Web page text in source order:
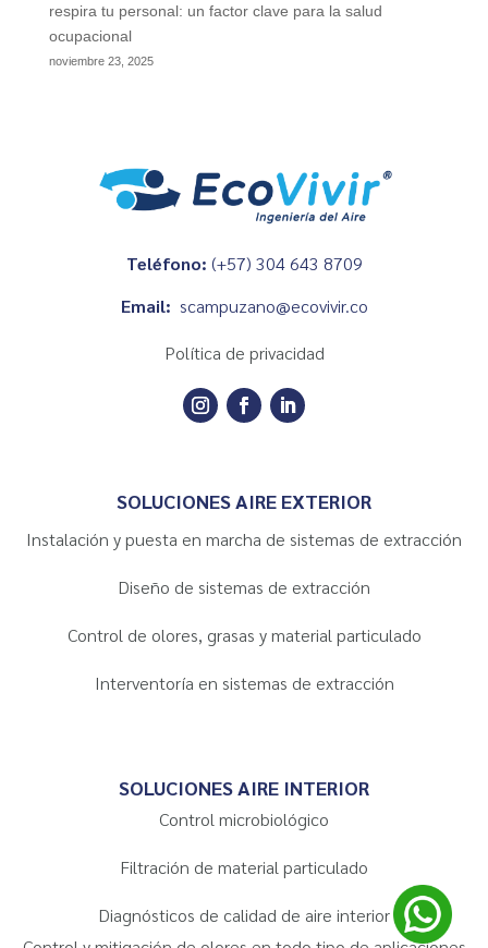
respira tu personal: un factor clave para la salud
ocupacional
noviembre 23, 2025
Teléfono: (+57) 304 643 8709
Email: scampuzano@ecovivir.co
Política de privacidad
SOLUCIONES AIRE EXTERIOR
Instalación y puesta en marcha de sistemas de extracción
Diseño de sistemas de extracción
Control de olores, grasas y material particulado
Interventoría en sistemas de extracción
SOLUCIONES AIRE INTERIOR
Control microbiológico
Filtración de material particulado
Diagnósticos de calidad de aire interior